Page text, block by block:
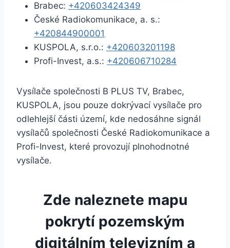
Brabec: +420603424349
České Radiokomunikace, a. s.:
+420844900001
KUSPOLA, s.r.o.: +420603201198
Profi-Invest, a.s.: +420606710284
Vysílače společnosti B PLUS TV, Brabec,
KUSPOLA, jsou pouze dokrývací vysílače pro
odlehlejší části území, kde nedosáhne signál
vysílačů společnosti České Radiokomunikace a
Profi-Invest, které provozují plnohodnotné
vysílače.
Zde naleznete mapu
pokrytí pozemským
digitálním televizním a